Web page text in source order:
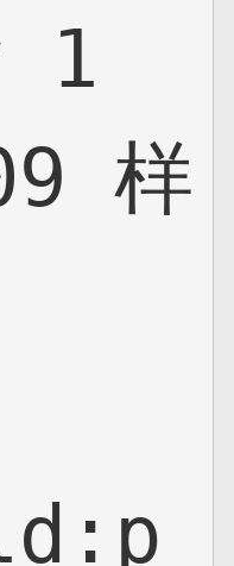
1
样